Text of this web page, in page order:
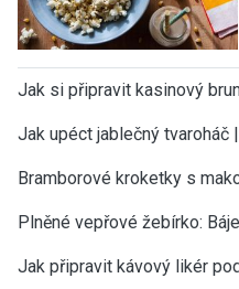
Jak si připravit kasinový
Jak upéct jablečný tvaroháč
Bramborové kroketky s
Plněné vepřové žebírko:
Jak připravit kávový likér